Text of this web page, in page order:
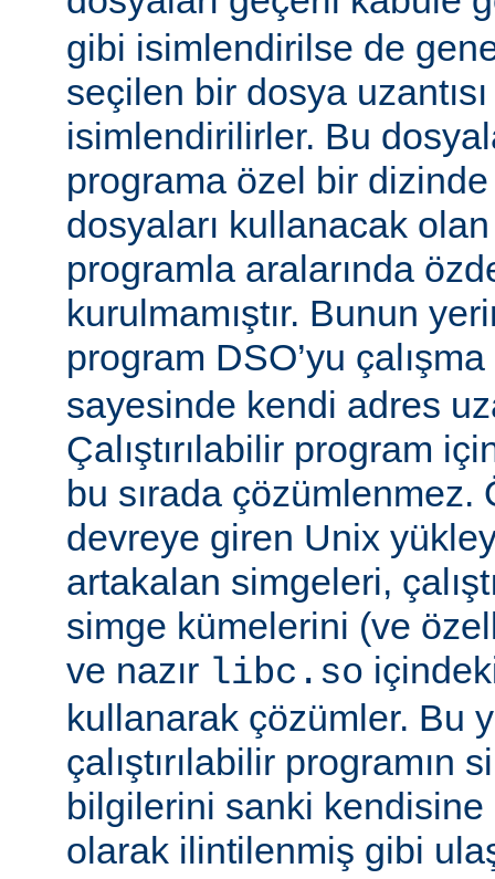
gibi isimlendirilse de
seçilen bir dosya
isimlendirilirler. Bu
programa özel bir
dosyaları kullanacak olan
programla aralarında
kurulmamıştır. Bunun
program DSO’yu
sayesinde kendi adres
Çalıştırılabilir program
bu sırada
devreye giren Unix
artakalan simgeleri,
simge kümelerini (ve
ve nazır libc.so
kullanarak çözümler. Bu
çalıştırılabilir programın
bilgilerini sanki
olarak ilintilenmiş gibi